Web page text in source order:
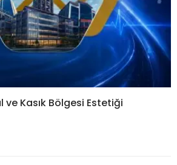
ve Kasık Bölgesi Estetiği